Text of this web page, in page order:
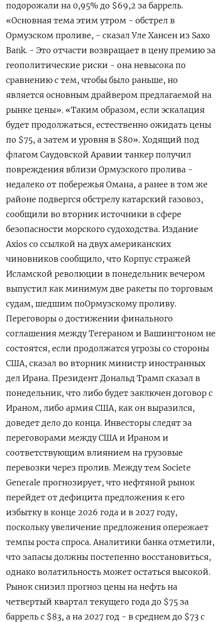
подорожали на 0,95% ​до $69,2 за баррель.
«Основная тема ​этим утром - ⁠обстрел в
Ормузском проливе, - сказал Уле Хансен из Saxo
Bank. - Это ‌отчасти возвращает в цену премию за
геополитические ‌риски - она невысока по
сравнению с тем, чтобы было раньше, но
является основным драйвером предлагаемой на ​
рынке цены». «Таким образом, если эскалация
будет продолжаться, естественно ожидать цены
по $75, а ‌затем и уровня в $80». Ходящий под
флагом Саудовской Аравии танкер получил
повреждения вблизи Ормузского ​пролива -
недалеко от побережья Омана, а ранее в том же
районе подвергся обстрелу катарский ‌газовоз,
сообщили во вторник источники в сфере
безопасности морского судоходства. Издание
Axios со ссылкой на двух американских
чиновников сообщило, что Корпус стражей
Исламской революции в ​понедельник вечером
выпустил как минимум ​две ракеты по ‌торговым
судам, шедшим поОрмузскому проливу.
Переговоры о достижении финального
соглашения между Тегераном и Вашингтоном не
​состоятся, если продолжатся угрозы со стороны
США, сказал во вторник министр иностранных
дел Ирана. Президент Дональд Трамп сказал в
понедельник, что либо будет заключен договор с
Ираном, либо армия США, как он выразился,
доведет дело до конца. Инвесторы следят за
переговорами между США и Ираном и
соответствующим влиянием на грузовые
перевозки через пролив. Между тем Societe
Generale прогнозирует, что нефтяной рынок
перейдет ​от дефицита предложения к ⁠его
избытку в конце 2026 года и в 2027 году,
поскольку увеличение предложения опережает
темпы роста спроса. Аналитики банка отметили,
‌что запасы должны постепенно восстановиться,
однако волатильность может остаться высокой.
Рынок снизил прогноз цены ‌на нефть на
четвертый квартал текущего года до $75 за
баррель с $83, а на 2027 год - ​в среднем до $73 с